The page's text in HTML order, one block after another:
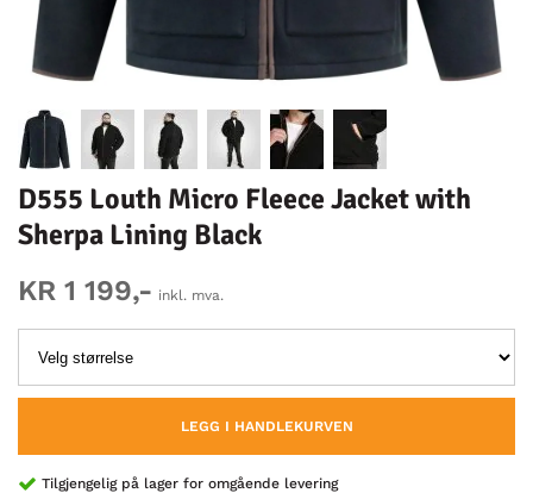
D555 Louth Micro Fleece Jacket with
Sherpa Lining Black
KR 1 199,- inkl. mva.
LEGG I HANDLEKURVEN
Tilgjengelig på lager for omgående levering